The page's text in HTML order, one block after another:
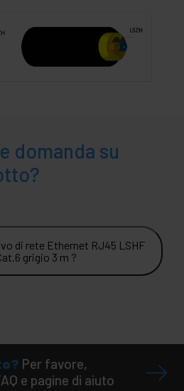
domanda su
di rete Ethernet RJ45 LSHF
grigio 3 m ?
Per favore,
e pagine di aiuto